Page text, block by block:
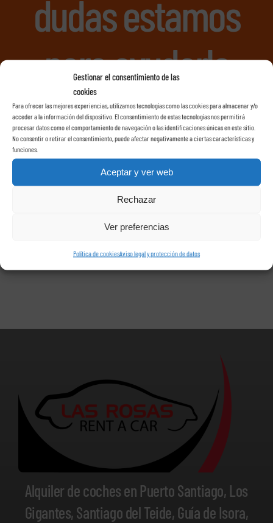
Gestionar el consentimiento de las
cookies
Para ofrecer las mejores experiencias, utilizamos tecnologías como las cookies para almacenar y/o
acceder a la información del dispositivo. El consentimiento de estas tecnologías nos permitirá
procesar datos como el comportamiento de navegación o las identificaciones únicas en este sitio.
No consentir o retirar el consentimiento, puede afectar negativamente a ciertas características y
funciones.
Aceptar y ver web
Rechazar
Ver preferencias
Política de cookiesAviso legal y protección de datos
dudas estamos
para ayudarle
Book a Free Consultation
info@rentacarlasrosas.com
Llamenos +34638074231
Alquiler de coches en Puerto Santiago, Los
Gigantes, Santiago del Teide, Guía de Isora,